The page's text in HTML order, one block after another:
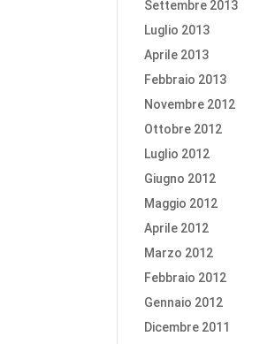
Settembre 2013
Luglio 2013
Aprile 2013
Febbraio 2013
Novembre 2012
Ottobre 2012
Luglio 2012
Giugno 2012
Maggio 2012
Aprile 2012
Marzo 2012
Febbraio 2012
Gennaio 2012
Dicembre 2011